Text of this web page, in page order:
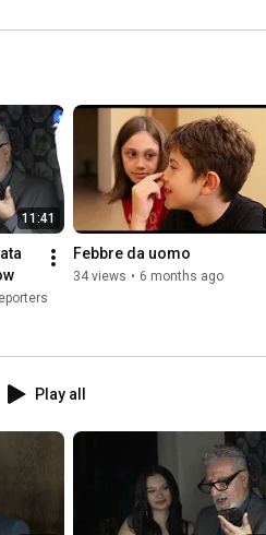
11:41
Febbre da uomo
34 views • 6 months ago
Play all